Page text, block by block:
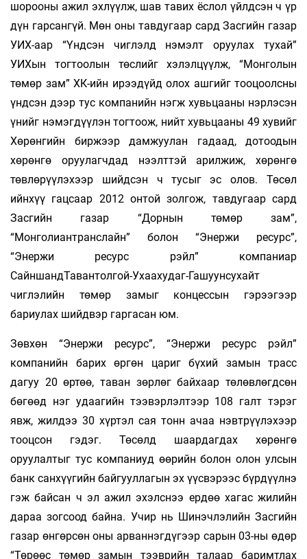
шорооны ажил эхлүүлж, шав тавих ёслол үйлдсэн ч үр
дүн гарсангүй. Мөн оны тавдугаар сард Засгийн газар
УИХ-аар “Үндсэн чиглэлд нэмэлт оруулах тухай”
УИХын тогтоолын төслийг хэлэлцүүлж, “Монголын
төмөр зам” ХК-ийн ирээдүйд олох ашгийг тооцоолсны
үндсэн дээр тус компанийн нэгж хувьцааны нэрлэсэн
үнийг нэмэгдүүлэн тогтоож, нийт хувьцааны 49 хувийг
Хөрөнгийн биржээр дамжуулан гадаад, дотоодын
хөрөнгө оруулагчдад нээлттэй арилжиж, хөрөнгө
төвлөрүүлэхээр шийдсэн ч тусыг эс олов. Төсөл
ийнхүү гацсаар 2012 онтой золгож, тавдугаар сард
Засгийн газар “Дорнын төмөр зам”,
“Монголиантранслайн” болон “Энержи ресурс”,
“Энержи ресурс рэйл” компаниар
СайншандТавантолгой-Ухаахудаг-Гашуунсухайт
чиглэлийн төмөр замыг концессын гэрээгээр
бариулах шийдвэр гаргасан юм.
Зөвхөн “Энержи ресурс”, “Энержи ресурс рэйл”
компанийн барих өргөн цариг бүхий замын трасс
дагуу 20 өртөө, таван зөрлөг байхаар төлөвлөгдсөн
бөгөөд нэг удаагийн тээвэрлэлтээр 108 галт тэрэг
явж, жилдээ 30 хүртэл сая тонн ачаа нэвтрүүлэхээр
тооцсон гэдэг. Төсөлд шаардагдах хөрөнгө
оруулалтыг тус компаниуд өөрийн болон олон улсын
банк санхүүгийн байгууллагын эх үүсвэрээс бүрдүүлнэ
гэж байсан ч эл ажил эхэлснээ ердөө хагас жилийн
дараа зогсоод байна. Учир нь Шинэчлэлийн Засгийн
газар өнгөрсөн оны арваннэгдүгээр сарын 03-ны өдөр
“Төрөөс төмөр замын тээврийн талаар баримтлах